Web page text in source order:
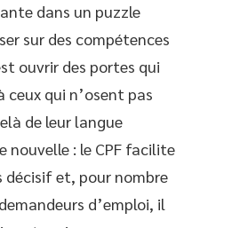
dans un puzzle
sur des compétences
ouvrir des portes qui
ceux qui n’osent pas
de leur langue
nouvelle : le CPF facilite
décisif et, pour nombre
d’emploi, il